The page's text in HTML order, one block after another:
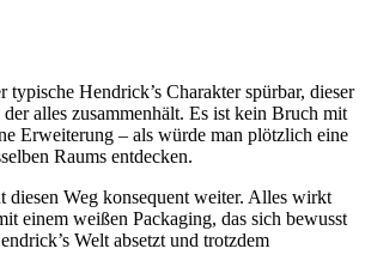
typische Hendrick’s Charakter spürbar, dieser
alles zusammenhält. Es ist kein Bruch mit
Erweiterung – als würde man plötzlich eine
Raums entdecken.
diesen Weg konsequent weiter. Alles wirkt
einem weißen Packaging, das sich bewusst
Welt absetzt und trotzdem